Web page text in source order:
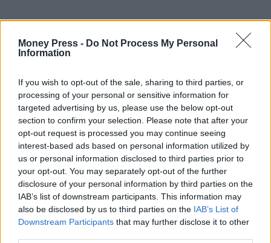
Money Press - Do Not Process My Personal
Information
If you wish to opt-out of the sale, sharing to third parties, or
processing of your personal or sensitive information for
targeted advertising by us, please use the below opt-out
section to confirm your selection. Please note that after your
opt-out request is processed you may continue seeing
interest-based ads based on personal information utilized by
us or personal information disclosed to third parties prior to
your opt-out. You may separately opt-out of the further
disclosure of your personal information by third parties on the
IAB’s list of downstream participants. This information may
also be disclosed by us to third parties on the IAB’s List of
Downstream Participants that may further disclose it to other